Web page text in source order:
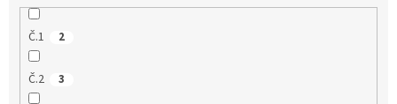
Č.1 2
Č.2 3